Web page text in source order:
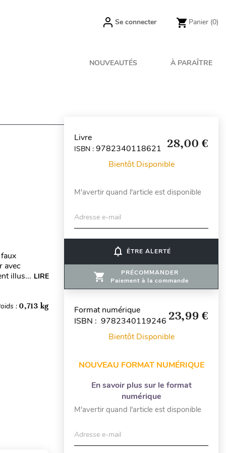
Se connecter Panier (0)
NOUVEAUTÉS À PARAÎTRE
avec
illus... LIRE
:0,713 kg
Livre
ISBN : 9782340118621 28,00 €
Bientôt Disponible
M'avertir quand l'article est disponible
Adresse e-mail
notifications_none ÊTRE ALERTÉ
PRÉCOMMANDER
Paiement à la commande
Format numérique
ISBN : 9782340119246 23,99 €
Bientôt Disponible
NOUVEAU FORMAT NUMÉRIQUE
En savoir plus sur le format
numérique
M'avertir quand l'article est disponible
Adresse e-mail